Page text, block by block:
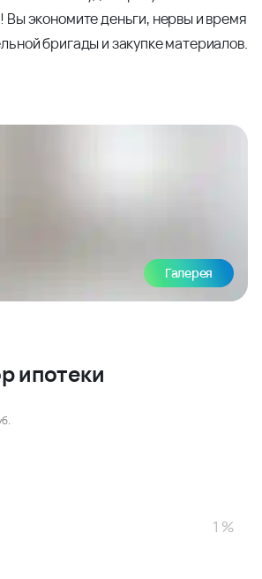
Вы экономите деньги, нервы и время
бригады и закупке материалов.
Галерея
ипотеки